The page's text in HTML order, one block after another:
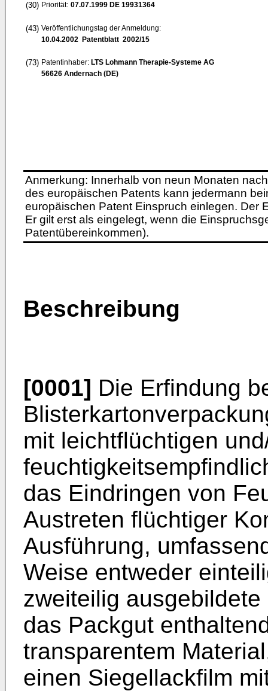
(30) Priorität: 07.07.1999 DE 19931364
(43) Veröffentlichungstag der Anmeldung:
10.04.2002 Patentblatt 2002/15
(73) Patentinhaber: LTS Lohmann Therapie-Systeme AG
56626 Andernach (DE)
Anmerkung: Innerhalb von neun Monaten
des europäischen Patents kann jedermann
europäischen Patent Einspruch einlegen. Der
Er gilt erst als eingelegt, wenn die
Patentübereinkommen).
Beschreibung
[0001] Die Erfindung
mit leichtflüchtigen
das Eindringen von
Austreten flüchtiger
Ausführung,
Weise entweder
zweiteilig
das Packgut
transparentem
einen Siegellackfilm